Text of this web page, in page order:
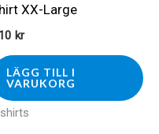
XX-Large
kr
LÄGG TILL I
VARUKORG